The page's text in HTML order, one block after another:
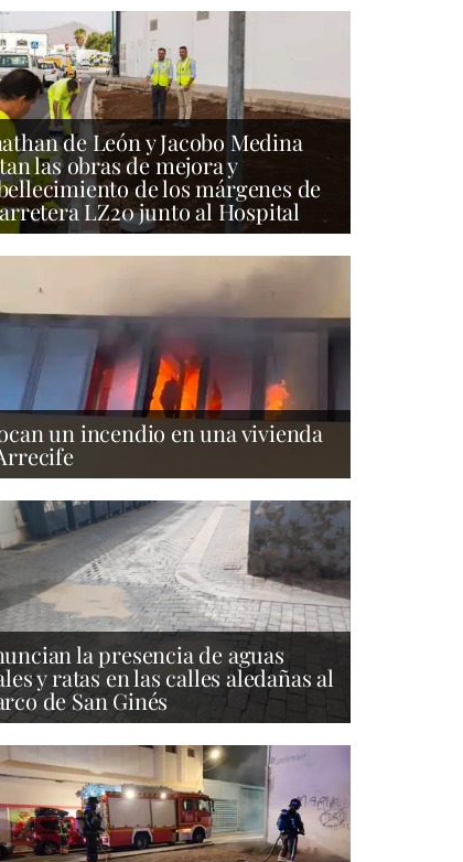
de León y Jacobo Medina
las obras de mejora y
de los márgenes de
LZ20 junto al Hospital
un incendio en una vivienda
la presencia de aguas
y ratas en las calles aledañas al
de San Ginés